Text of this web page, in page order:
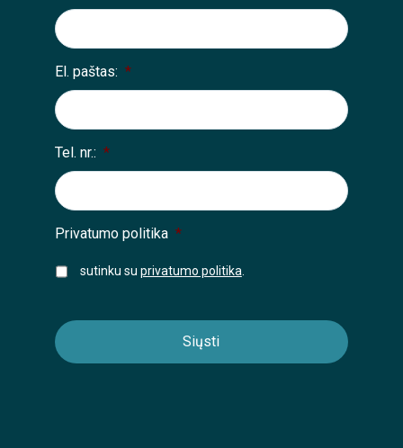
El. paštas: *
Tel. nr.: *
Privatumo politika *
sutinku su privatumo politika